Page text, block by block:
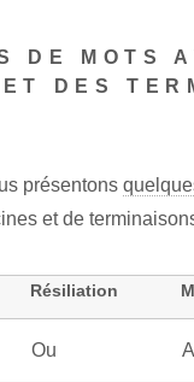
DE MOTS
DES
présentons
et de
Résiliation
Ou